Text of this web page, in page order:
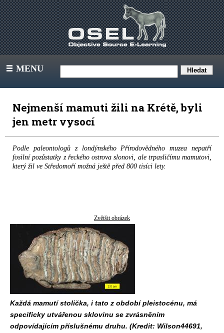
III MENU
Nejmenší mamuti žili na Krétě, byli
jen metr vysocí
Podle paleontologů z londýnského Přírodovědného muzea nepatří
fosilní pozůstatky z řeckého ostrova slonovi, ale trpasličímu mamutovi,
který žil ve Středomoří možná ještě před 800 tisíci lety.
Zvětšit obrázek
Každá mamutí stolička, i tato z období pleistocénu, má
specificky utvářenou sklovinu se zvrásněním
odpovídajícím příslušnému druhu. (Kredit: Wilson44691,